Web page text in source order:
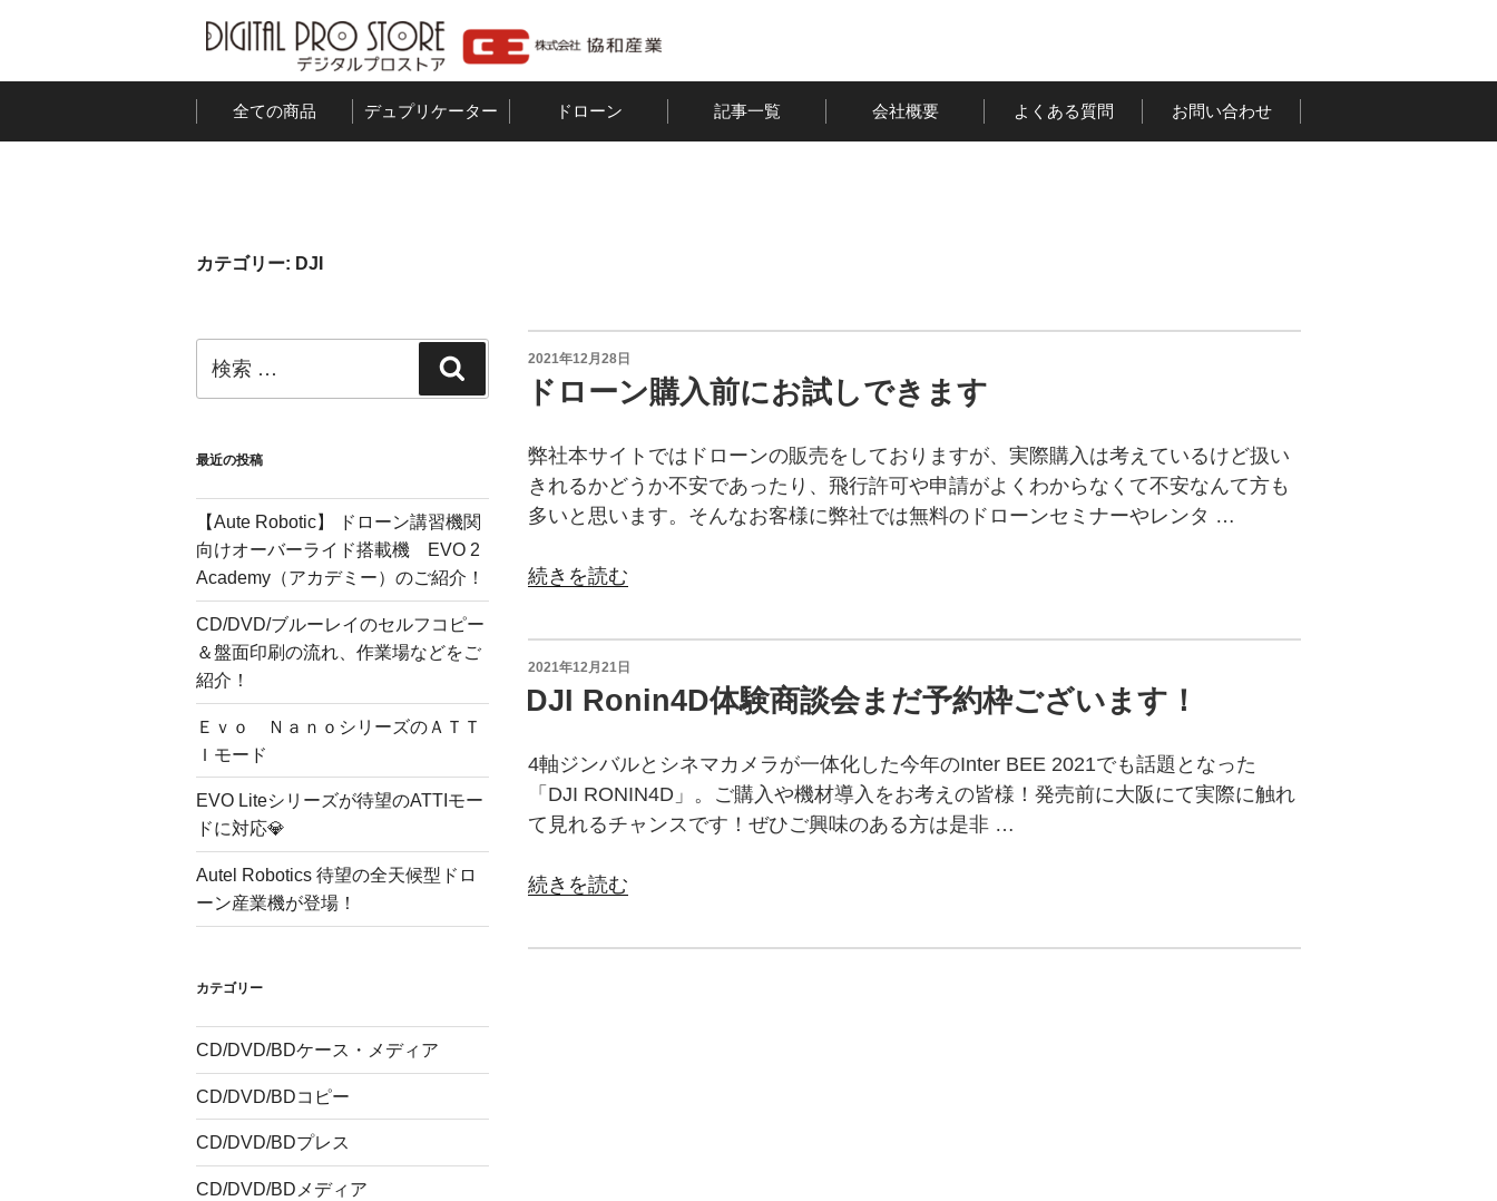
全ての商品 デュプリケーター ドローン 記事一覧 会社概要 よくある質問 お問い合わせ
カテゴリー: DJI
投
稿
日:
2021年12月28日
ドローン購入前にお試しできます
弊社本サイトではドローンの販売をしておりますが、実際購入は考えているけど扱い
きれるかどうか不安であったり、飛行許可や申請がよくわからなくて不安なんて方も
多いと思います。そんなお客様に弊社では無料のドローンセミナーやレンタ …
“ド
ー
ン
購
前
に
お
し
続きを読む
投
稿
日:
2021年12月21日
DJI Ronin4D体験商談会まだ予約枠ございます！
4軸ジンバルとシネマカメラが一体化した今年のInter BEE 2021でも話題となった
「DJI RONIN4D」。ご購入や機材導入をお考えの皆様！発売前に大阪にて実際に触れ
て見れるチャンスです！ぜひご興味のある方は是非 …
“DJI
体
続きを読む
索:
索
最近の投稿
【Aute Robotic】 ドローン講習機関
向けオーバーライド搭載機 EVO 2
Academy（アカデミー）のご紹介！
CD/DVD/ブルーレイのセルフコピー
＆盤面印刷の流れ、作業場などをご
紹介！
Ｅｖｏ ＮａｎｏシリーズのＡＴＴ
Ｉモード
EVO Liteシリーズが待望のATTIモー
ドに対応💎
Autel Robotics 待望の全天候型ドロ
ーン産業機が登場！
カテゴリー
CD/DVD/BDケース・メディア
CD/DVD/BDコピー
CD/DVD/BDプレス
CD/DVD/BDメディア